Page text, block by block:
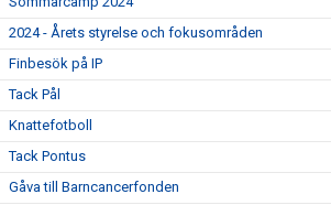
2024 - Årets styrelse och fokusområden
Finbesök på IP
Tack Pål
Knattefotboll
Tack Pontus
Gåva till Barncancerfonden